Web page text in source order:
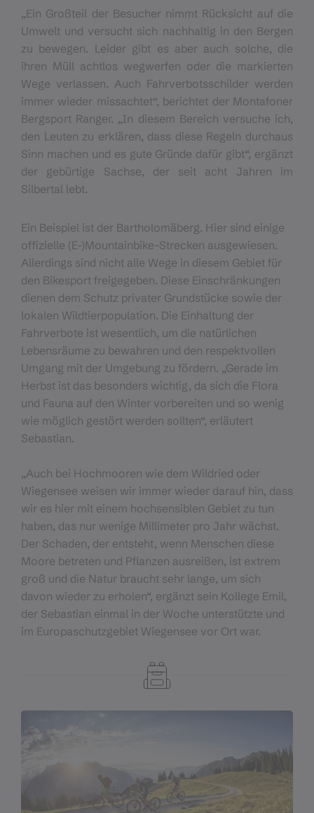
„Ein Großteil der Besucher nimmt Rücksicht auf die
Umwelt und versucht sich nachhaltig in den Bergen
zu bewegen. Leider gibt es aber auch solche, die
ihren Müll achtlos wegwerfen oder die markierten
Wege verlassen. Auch Fahrverbotsschilder werden
immer wieder missachtet“, berichtet der Montafoner
Bergsport Ranger. „In diesem Bereich versuche ich,
den Leuten zu erklären, dass diese Regeln durchaus
Sinn machen und es gute Gründe dafür gibt“, ergänzt
der gebürtige Sachse, der seit acht Jahren im
Silbertal lebt.
Ein Beispiel ist der Bartholomäberg. Hier sind einige
offizielle (E-)Mountainbike-Strecken ausgewiesen.
Allerdings sind nicht alle Wege in diesem Gebiet für
den Bikesport freigegeben. Diese Einschränkungen
dienen dem Schutz privater Grundstücke sowie der
lokalen Wildtierpopulation. Die Einhaltung der
Fahrverbote ist wesentlich, um die natürlichen
Lebensräume zu bewahren und den respektvollen
Umgang mit der Umgebung zu fördern. „Gerade im
Herbst ist das besonders wichtig, da sich die Flora
und Fauna auf den Winter vorbereiten und so wenig
wie möglich gestört werden sollten“, erläutert
Sebastian.
„Auch bei Hochmooren wie dem Wildried oder
Wiegensee weisen wir immer wieder darauf hin, dass
wir es hier mit einem hochsensiblen Gebiet zu tun
haben, das nur wenige Millimeter pro Jahr wächst.
Der Schaden, der entsteht, wenn Menschen diese
Moore betreten und Pflanzen ausreißen, ist extrem
groß und die Natur braucht sehr lange, um sich
davon wieder zu erholen“, ergänzt sein Kollege Emil,
der Sebastian einmal in der Woche unterstützte und
im Europaschutzgebiet Wiegensee vor Ort war.